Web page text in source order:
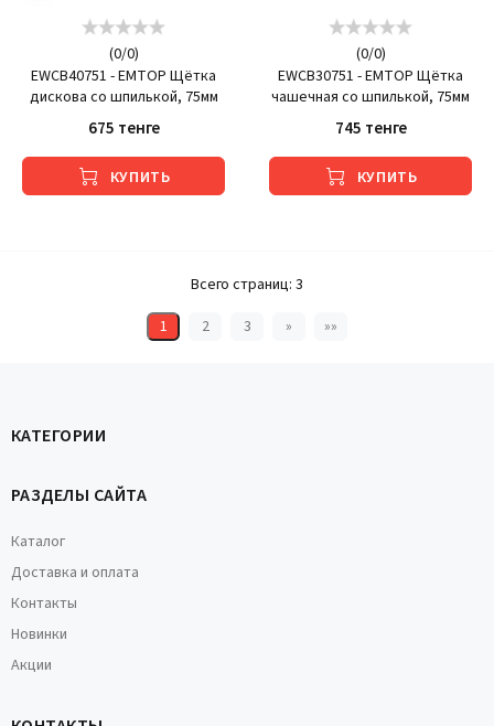
(0/0)
EWCB40751 - EMTOP Щётка
дискова со шпилькой, 75мм
675 тенге
КУПИТЬ
(0/0)
EWCB30751 - EMTOP Щётка
чашечная со шпилькой, 75мм
745 тенге
КУПИТЬ
Всего страниц: 3
1
2 3 » »»
КАТЕГОРИИ
РАЗДЕЛЫ САЙТА
Каталог
Доставка и оплата
Контакты
Новинки
Акции